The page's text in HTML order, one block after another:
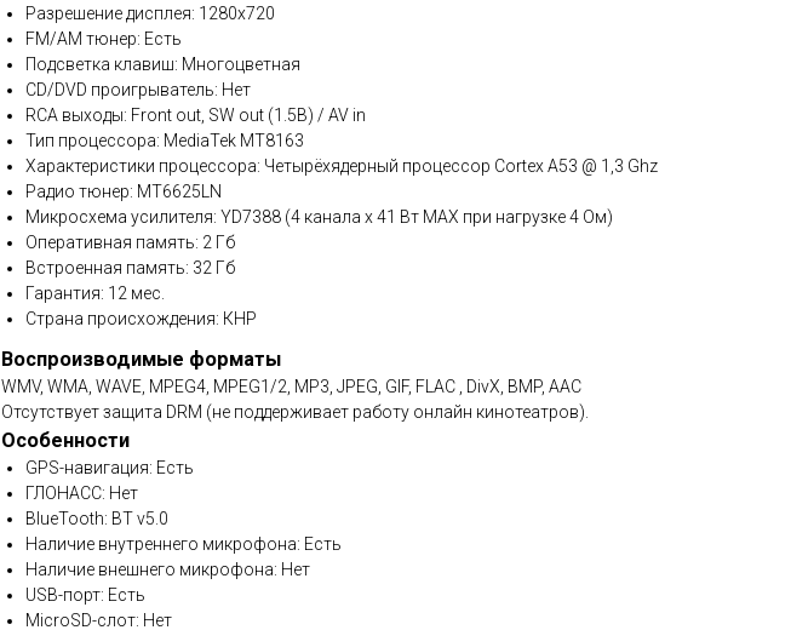
Разрешение дисплея: 1280x720
FM/AM тюнер: Есть
Подсветка клавиш: Многоцветная
CD/DVD проигрыватель: Нет
RCA выходы: Front out, SW out (1.5В) / AV in
Тип процессора: MediaTek MT8163
Характеристики процессора: Четырёхядерный процессор Cortex A53 @ 1,3 Ghz
Радио тюнер: MT6625LN
Микросхема усилителя: YD7388 (4 канала x 41 Вт МАХ при нагрузке 4 Ом)
Оперативная память: 2 Гб
Встроенная память: 32 Гб
Гарантия: 12 мес.
Страна происхождения: КНР
Воспроизводимые форматы
WMV, WMA, WAVE, MPEG4, MPEG1/2, MP3, JPEG, GIF, FLAC , DivX, BMP, AAC
Отсутствует защита DRM (не поддерживает работу онлайн кинотеатров).
Особенности
GPS-навигация: Есть
ГЛОНАСС: Нет
BlueTooth: BT v5.0
Наличие внутреннего микрофона: Есть
Наличие внешнего микрофона: Нет
USB-порт: Есть
MicroSD-слот: Нет